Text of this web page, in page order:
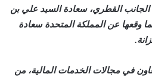
الجانب القطري، سعادة السيد علي بن
وقعها عن المملكة المتحدة سعادة
في مجالات الخدمات المالية، من